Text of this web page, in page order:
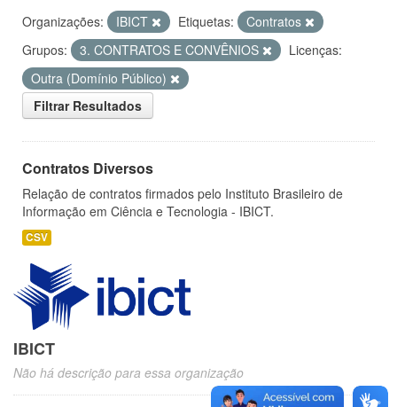
Organizações: IBICT Etiquetas:
Contratos
Grupos:
3. CONTRATOS E CONVÊNIOS
Licenças:
Outra (Domínio Público)
Filtrar Resultados
Contratos Diversos
Relação de contratos firmados pelo Instituto Brasileiro de
Informação em Ciência e Tecnologia - IBICT.
CSV
IBICT
Não há descrição para essa organização